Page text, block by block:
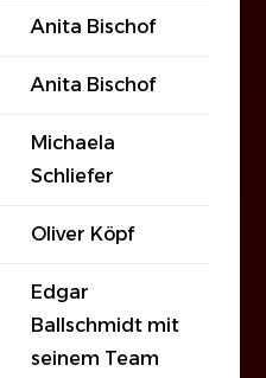
Anita Bischof
Anita Bischof
Michaela
Schliefer
Oliver Köpf
Edgar
Ballschmidt mit
seinem Team